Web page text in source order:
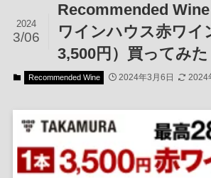
Recommended
ワインハウス赤ワイ
3,500円）買ってみた
2024
3/06
Recommended Wine 2024年3月6日 2024